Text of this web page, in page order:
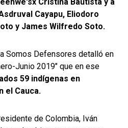
Cayapu, Eliodoro
y James Wilfredo Soto.
Somos Defensores detalló en
Junio 2019" que en ese
59 indígenas en
el Cauca.
de Colombia, Iván